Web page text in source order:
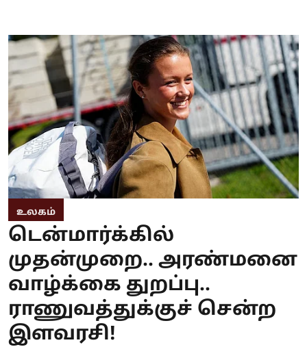
உலகம்
டென்மார்க்கில்
முதன்முறை.. அரண்மனை
வாழ்க்கை துறப்பு..
ராணுவத்துக்குச் சென்ற
இளவரசி!